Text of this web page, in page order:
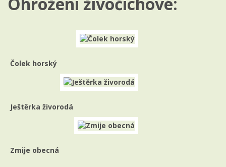
Čolek horský
Ještěrka živorodá
Zmije obecná